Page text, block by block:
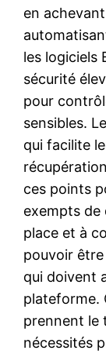
en
les logiciels
sécurité
pour
sensibles.
qui facilite
ces points
exempts de
place et à
pouvoir
qui doivent
plateforme.
prennent le
nécessités